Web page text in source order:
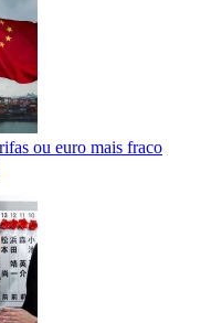
ou euro mais fraco